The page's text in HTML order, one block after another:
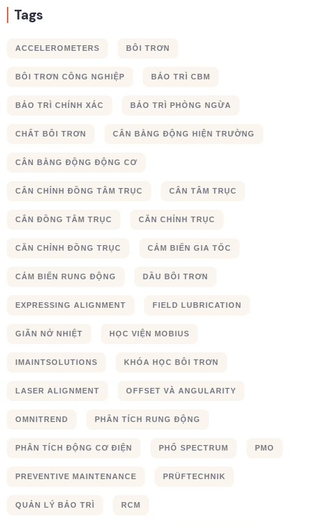
Tags
ACCELEROMETERS BÔI TRƠN
BÔI TRƠN CÔNG NGHIỆP BẢO TRÌ CBM
BẢO TRÌ CHÍNH XÁC BẢO TRÌ PHÒNG NGỪA
CHẤT BÔI TRƠN CÂN BẰNG ĐỘNG HIỆN TRƯỜNG
CÂN BẰNG ĐỘNG ĐỘNG CƠ
CÂN CHỈNH ĐỒNG TÂM TRỤC CÂN TÂM TRỤC
CÂN ĐỒNG TÂM TRỤC CĂN CHỈNH TRỤC
CĂN CHỈNH ĐỒNG TRỤC CẢM BIẾN GIA TỐC
CẢM BIẾN RUNG ĐỘNG DẦU BÔI TRƠN
EXPRESSING ALIGNMENT FIELD LUBRICATION
GIÃN NỞ NHIỆT HỌC VIỆN MOBIUS
IMAINTSOLUTIONS KHÓA HỌC BÔI TRƠN
LASER ALIGNMENT OFFSET VÀ ANGULARITY
OMNITREND PHÂN TÍCH RUNG ĐỘNG
PHÂN TÍCH ĐỘNG CƠ ĐIỆN PHỔ SPECTRUM PMO
PREVENTIVE MAINTENANCE PRÜFTECHNIK
QUẢN LÝ BẢO TRÌ RCM